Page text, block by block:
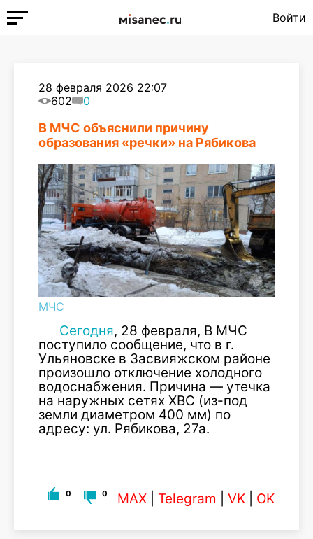
Войти
28 февраля 2026 22:07
602
0
В МЧС объяснили причину
образования «речки» на Рябикова
МЧС
Сегодня, 28 февраля, В МЧС
поступило сообщение, что в г.
Ульяновске в Засвияжском районе
произошло отключение холодного
водоснабжения. Причина — утечка
на наружных сетях ХВС (из-под
земли диаметром 400 мм) по
адресу: ул. Рябикова, 27а.
0 0 MAX Telegram VK OK